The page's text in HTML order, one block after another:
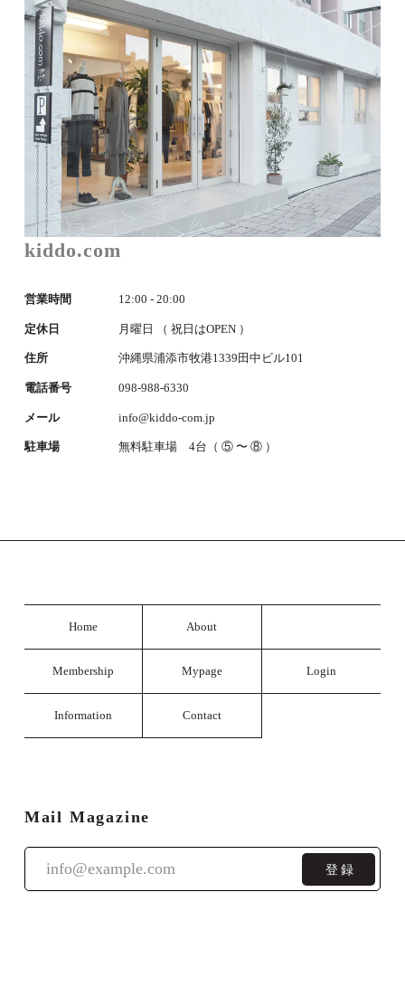
kiddo.com
営業時間 12:00 - 20:00
定休日 月曜日 （ 祝日はOPEN ）
住所 沖縄県浦添市牧港1339田中ビル101
電話番号 098-988-6330
メール info@kiddo-com.jp
駐車場 無料駐車場 4台（ ⑤ 〜 ⑧ ）
Home About
Membership Mypage Login
Information Contact
Mail Magazine
登録